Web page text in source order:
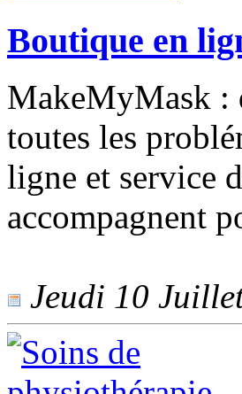
Boutique en
MakeMyMask :
toutes les
ligne et service
accompagnent
Jeudi 10